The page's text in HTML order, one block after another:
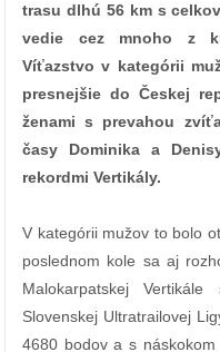
trasu dlhú 56 km s
vedie cez mnoho z
Víťazstvo v kategórii
presnejšie do Českej
ženami s prevahou
časy Dominika a
rekordmi Vertikály.
V kategórii mužov to bolo
poslednom kole sa aj
Malokarpatskej
Slovenskej Ultratrailovej
4680 bodov a s